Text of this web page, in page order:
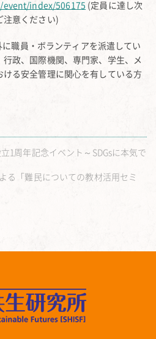
index/506175 (定員に達し次
注意ください)
職員・ボランティアを派遣してい
政、国際機関、専門家、学生、メ
る安全管理に関⼼を有している方
1周年記念イベント～SDGsに本気で
る「難民についての教材活用セミ